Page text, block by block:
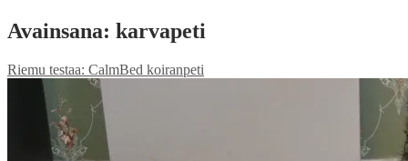
Avainsana: karvapeti
Riemu testaa: CalmBed koiranpeti